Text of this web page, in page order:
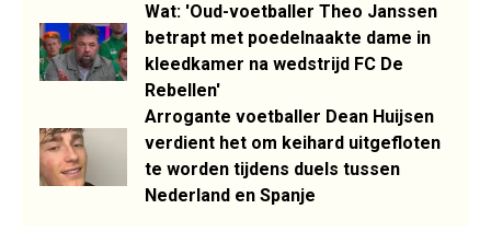
Wat: 'Oud-voetballer Theo Janssen
betrapt met poedelnaakte dame in
kleedkamer na wedstrijd FC De
Rebellen'
Arrogante voetballer Dean Huijsen
verdient het om keihard uitgefloten
te worden tijdens duels tussen
Nederland en Spanje